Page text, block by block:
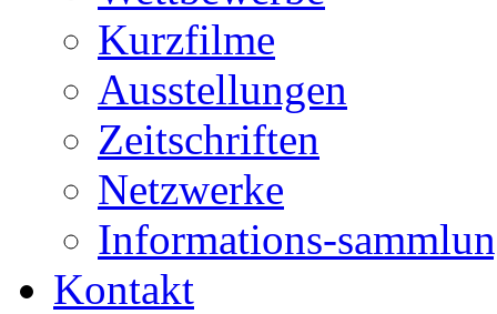
Kurzfilme
Ausstellungen
Zeitschriften
Netzwerke
Informations-
Kontakt